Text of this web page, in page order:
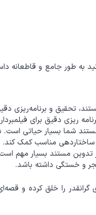
به طور جامع و قاطعانه
تحقیق و برنامه‌ریزی
ریزی دقیق برای
شما بسیار حیاتی است.
ساختاردهی مناسب کمک کند.
مستند بسیار مهم است.
و خستگی داشته باشد.
را خلق کرده و